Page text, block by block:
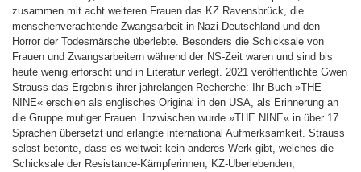
zusammen mit acht weiteren Frauen das KZ Ravensbrück, die
menschenverachtende Zwangsarbeit in Nazi-Deutschland und den
Horror der Todesmärsche überlebte. Besonders die Schicksale von
Frauen und Zwangsarbeitern während der NS-Zeit waren und sind bis
heute wenig erforscht und in Literatur verlegt. 2021 veröffentlichte Gwen
Strauss das Ergebnis ihrer jahrelangen Recherche: Ihr Buch »THE
NINE« erschien als englisches Original in den USA, als Erinnerung an
die Gruppe mutiger Frauen. Inzwischen wurde »THE NINE« in über 17
Sprachen übersetzt und erlangte international Aufmerksamkeit. Strauss
selbst betonte, dass es weltweit kein anderes Werk gibt, welches die
Schicksale der Resistance-Kämpferinnen, KZ-Überlebenden,